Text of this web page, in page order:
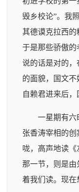
毁乡校论”。我
其德谟克拉西的
于是那些骄傲的
说的话是对的，
的面貌，国文
自赖君进来后，
一星期有六
张香涛宰相的
咙，高声地读
那一节，则是
着我们读。现在